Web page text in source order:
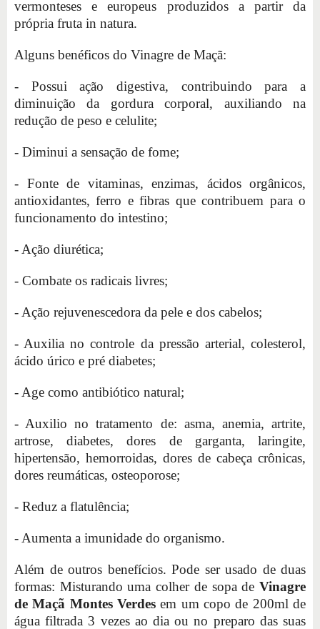
vermonteses e europeus produzidos a partir da
própria fruta in natura.
Alguns benéficos do Vinagre de Maçã:
- Possui ação digestiva, contribuindo para a
diminuição da gordura corporal, auxiliando na
redução de peso e celulite;
- Diminui a sensação de fome;
- Fonte de vitaminas, enzimas, ácidos orgânicos,
antioxidantes, ferro e fibras que contribuem para o
funcionamento do intestino;
- Ação diurética;
- Combate os radicais livres;
- Ação rejuvenescedora da pele e dos cabelos;
- Auxilia no controle da pressão arterial, colesterol,
ácido úrico e pré diabetes;
- Age como antibiótico natural;
- Auxilio no tratamento de: asma, anemia, artrite,
artrose, diabetes, dores de garganta, laringite,
hipertensão, hemorroidas, dores de cabeça crônicas,
dores reumáticas, osteoporose;
- Reduz a flatulência;
- Aumenta a imunidade do organismo.
Além de outros benefícios. Pode ser usado de duas
formas: Misturando uma colher de sopa de Vinagre
de Maçã Montes Verdes em um copo de 200ml de
água filtrada 3 vezes ao dia ou no preparo das suas